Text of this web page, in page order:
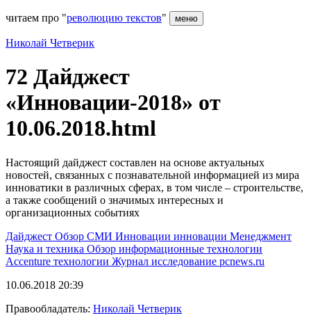
читаем про "революцию текстов" меню
Николай Четверик
72 Дайджест
«Инновации-2018» от
10.06.2018.html
Настоящий дайджест составлен на основе актуальных
новостей, связанных с познавательной информацией из мира
инноватики в различных сферах, в том числе – строительстве,
а также сообщений о значимых интересных и
организационных событиях
Дайджест Обзор СМИ Инновации инновации Менеджмент
Наука и техника Обзор информационные технологии
Accenture технологии Журнал исследование pcnews.ru
10.06.2018 20:39
Правообладатель: Николай Четверик